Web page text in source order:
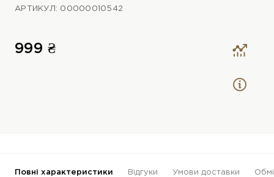
АРТИКУЛ: 00000010542
999 ₴
Повні характеристики Відгуки Умови доставки